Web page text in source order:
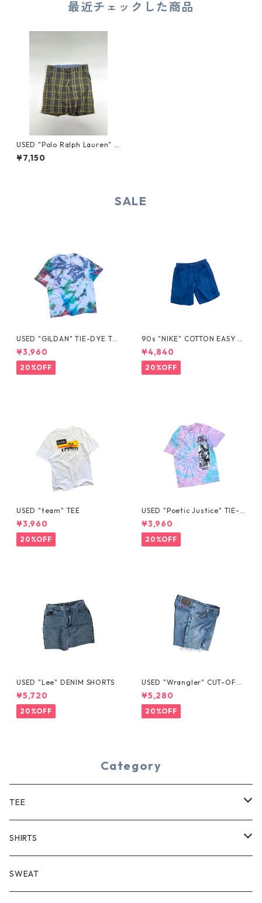
最近チェックした商品
USED "Polo Ralph Lauren" P
LAID SHORTS
¥7,150
SALE
USED "GILDAN" TIE-DYE TE
E
¥3,960
20%OFF
90s "NIKE" COTTON EASY S
HORTS
¥4,840
20%OFF
USED "team" TEE
¥3,960
20%OFF
USED "Poetic Justice" TIE-D
YE TEE
¥3,960
20%OFF
USED "Lee" DENIM SHORTS
¥5,720
20%OFF
USED "Wrangler" CUT-OFF
DENIM SHORTS
¥5,280
20%OFF
Category
TEE
SHORT SLEEVE
LONG SLEEVE
SHIRTS
SHORT SLEEVE
SWEAT